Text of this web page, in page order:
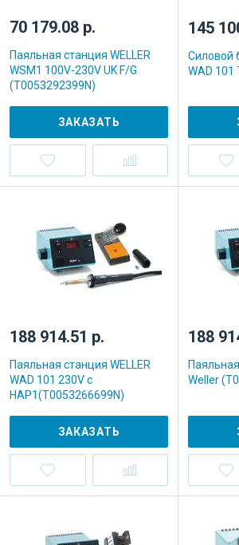
70 179.08 р.
Паяльная станция WELLER
WSM1 100V-230V UK F/G
(T0053292399N)
ЗАКАЗАТЬ
145
Силовой
WAD 101
188 914.51 р.
Паяльная станция WELLER
WAD 101 230V с
HAP1(T0053266699N)
ЗАКАЗАТЬ
188
Weller